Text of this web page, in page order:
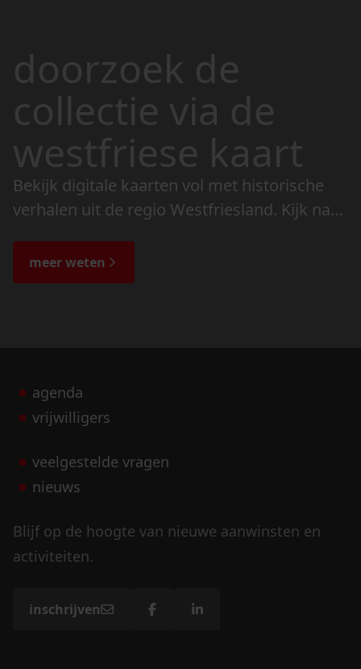
doorzoek de
collectie via de
westfriese kaart
Bekijk digitale kaarten vol met historische
verhalen uit de regio Westfriesland. Kijk naar
de bijzondere verhalen.
meer weten
agenda
vrijwilligers
veelgestelde vragen
nieuws
Blijf op de hoogte van nieuwe aanwinsten en
activiteiten.
inschrijven